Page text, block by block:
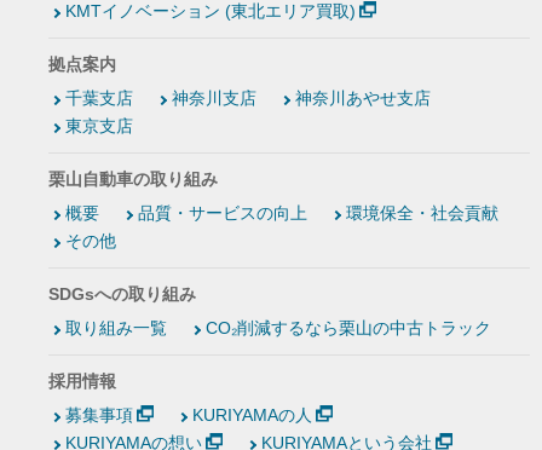
KMTイノベーション (東北エリア買取)
拠点案内
千葉支店
神奈川支店
神奈川あやせ支店
東京支店
栗山自動車の取り組み
概要
品質・サービスの向上
環境保全・社会貢献
その他
SDGsへの取り組み
取り組み一覧
CO₂削減するなら栗山の中古トラック
採用情報
募集事項
KURIYAMAの人
KURIYAMAの想い
KURIYAMAという会社